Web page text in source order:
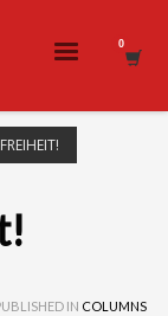
IN COLUMNS